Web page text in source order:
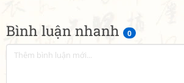
Bình luận nhanh 0